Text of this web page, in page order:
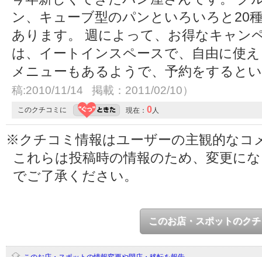
ン、キューブ型のパンといろいろと20
あります。 週によって、お得なキャン
は、イートインスペースで、自由に使
メニューもあるようで、予約をすると
稿:2010/11/14 掲載：2011/02/10）
このクチコミに 現在： 0 人
※クチコミ情報はユーザーの主観的なコ
これらは投稿時の情報のため、変更に
でご了承ください。
このお店・スポットのク